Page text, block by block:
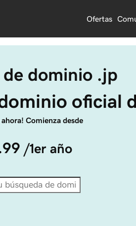
Ofertas
de dominio .jp
oficial
ahora! Comienza desde
/1er año